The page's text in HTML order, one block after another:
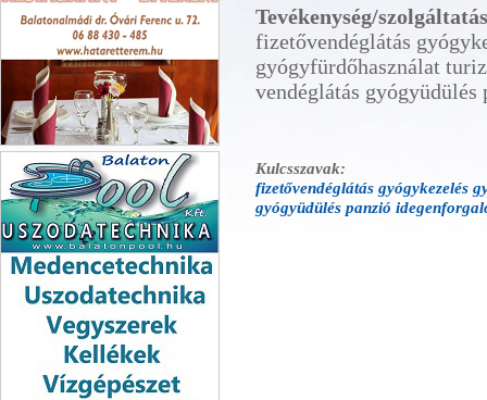
Határ Étterem Balatonalmádi
Tevékenység/
fizetővendéglátás
gyógyfürdőhasználat
vendéglátás
Kulcsszavak:
fizetővendéglátás gyógykezelés
gyógyüdülés panzió